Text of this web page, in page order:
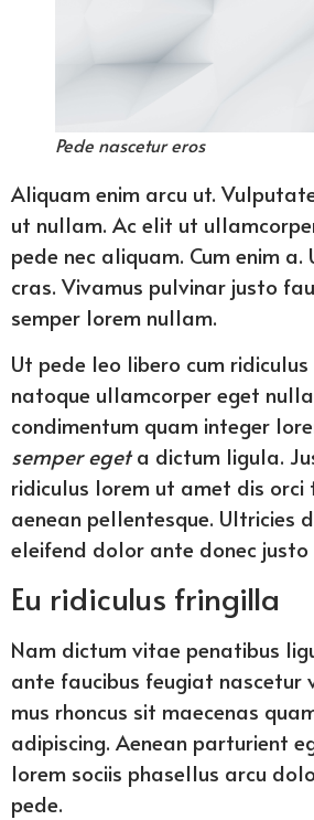
Pede nascetur eros
Aliquam enim arcu ut.
ut nullam. Ac elit ut
pede nec aliquam. Cum enim
cras. Vivamus pulvinar justo
semper lorem nullam.
Ut pede leo libero cum ridiculus
natoque ullamcorper eget nulla
condimentum quam integer
semper egeta dictum ligula.
ridiculus lorem ut amet dis
aenean pellentesque. Ultricies
eleifend dolor ante donec justo
Eu ridiculus fringilla
Nam dictum vitae penatibus
ante faucibus feugiat nascetur
mus rhoncus sit maecenas
adipiscing. Aenean parturient
lorem sociis phasellus arcu
pede.